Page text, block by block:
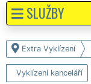
Extra Vyklízení
Vyklízení kanceláří
SLUŽBY